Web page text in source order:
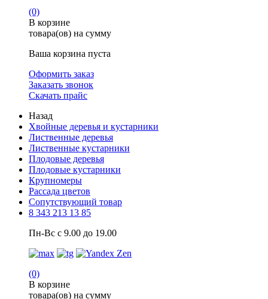
(0)
В корзине
товара(ов) на сумму
Ваша корзина пуста
Оформить заказ
Заказать звонок
Скачать прайс
Назад
Хвойные деревья и кустарники
Лиственные деревья
Лиственные кустарники
Плодовые деревья
Плодовые кустарники
Крупномеры
Рассада цветов
Сопутствующий товар
8 343 213 13 85
Пн-Вс с 9.00 до 19.00
(0)
В корзине
товара(ов) на сумму